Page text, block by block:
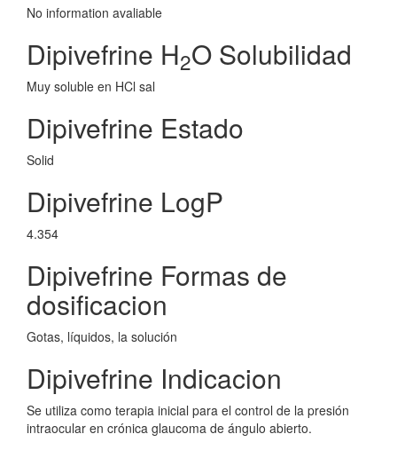
No information avaliable
Dipivefrine H2O Solubilidad
Muy soluble en HCl sal
Dipivefrine Estado
Solid
Dipivefrine LogP
4.354
Dipivefrine Formas de
dosificacion
Gotas, líquidos, la solución
Dipivefrine Indicacion
Se utiliza como terapia inicial para el control de la presión
intraocular en crónica glaucoma de ángulo abierto.